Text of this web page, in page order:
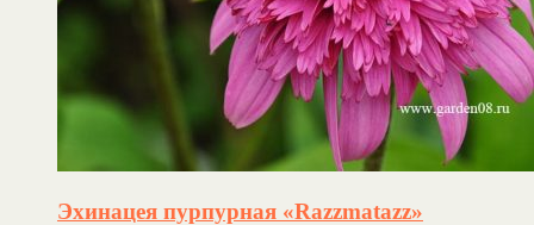
Эхинацея пурпурная «Razzmatazz»